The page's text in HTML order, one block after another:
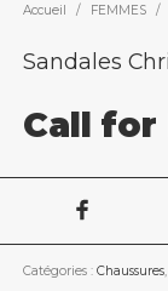
Accueil / FEMMES /
Sandales
Call for
Catégories : Chaussures,